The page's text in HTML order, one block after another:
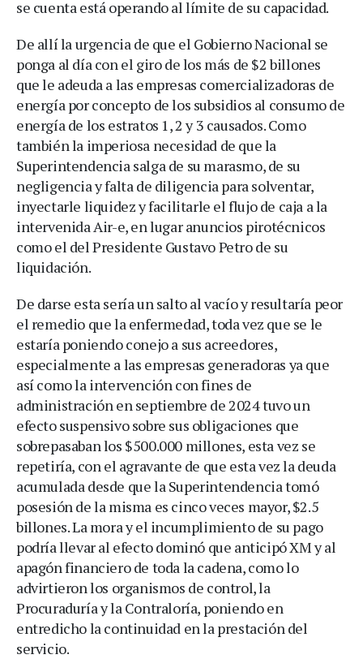
se cuenta está operando al límite de su capacidad.
De allí la urgencia de que el Gobierno Nacional se
ponga al día con el giro de los más de $2 billones
que le adeuda a las empresas comercializadoras de
energía por concepto de los subsidios al consumo de
energía de los estratos 1, 2 y 3 causados. Como
también la imperiosa necesidad de que la
Superintendencia salga de su marasmo, de su
negligencia y falta de diligencia para solventar,
inyectarle liquidez y facilitarle el flujo de caja a la
intervenida Air-e, en lugar anuncios pirotécnicos
como el del Presidente Gustavo Petro de su
liquidación.
De darse esta sería un salto al vacío y resultaría peor
el remedio que la enfermedad, toda vez que se le
estaría poniendo conejo a sus acreedores,
especialmente a las empresas generadoras ya que
así como la intervención con fines de
administración en septiembre de 2024 tuvo un
efecto suspensivo sobre sus obligaciones que
sobrepasaban los $500.000 millones, esta vez se
repetiría, con el agravante de que esta vez la deuda
acumulada desde que la Superintendencia tomó
posesión de la misma es cinco veces mayor, $2.5
billones. La mora y el incumplimiento de su pago
podría llevar al efecto dominó que anticipó XM y al
apagón financiero de toda la cadena, como lo
advirtieron los organismos de control, la
Procuraduría y la Contraloría, poniendo en
entredicho la continuidad en la prestación del
servicio.